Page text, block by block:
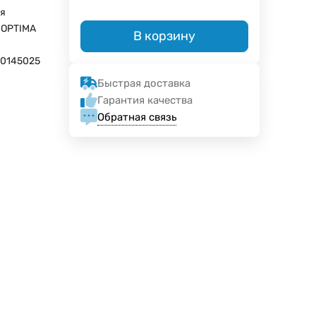
В корзину
Быстрая доставка
Гарантия качества
Обратная связь